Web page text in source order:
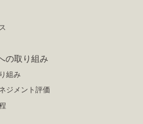
の取り組み
組み
ジメント評価